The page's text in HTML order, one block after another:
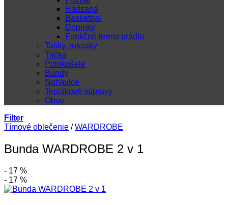
Hádzaná
Basketbal
Doplnky
Funkčné termo prádlo
Tašky, ruksaky
Tričká
Polokošele
Bundy
Nohavice
Teplákové súpravy
Obuv
Filter
Tímové oblečenie / WARDROBE
Bunda WARDROBE 2 v 1
- 17 %
- 17 %